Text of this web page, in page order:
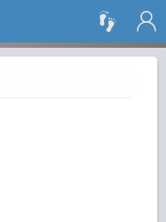
搜 索